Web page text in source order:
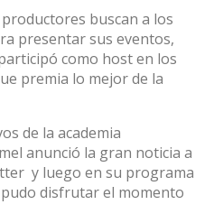
buscan a los
presentar sus eventos,
como host en los
premia lo mejor de la
de la academia
anunció la gran noticia a
y luego en su programa
pudo disfrutar el momento